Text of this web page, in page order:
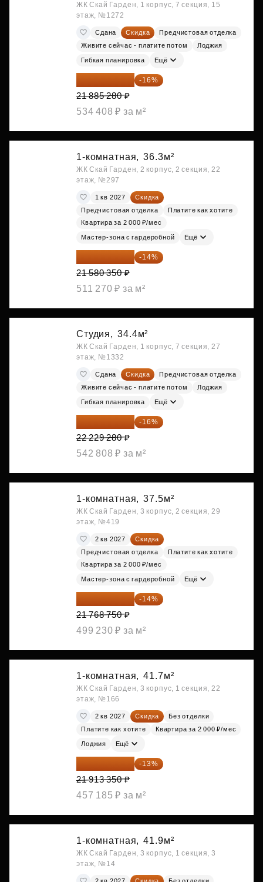
ЖК Скай Гарден, 1 корпус, 7 секция, 15
этаж, №1272
Сдана Скидка
Предчистовая отделка
Живите сейчас - платите потом
Лоджия
Гибкая планировка Ещё
18 383 635 ₽ -16%
21 885 280 ₽
534 408 ₽ за м²
1-комнатная, 36.3м²
ЖК Скай Гарден, 2 корпус, 2 секция, 22
этаж, №297
1 кв 2027
Скидка
Предчистовая отделка
Платите как хотите
Квартира за 2 000 ₽/мес
Мастер-зона с гардеробной Ещё
18 559 101 ₽ -14%
21 580 350 ₽
511 270 ₽ за м²
Студия, 34.4м²
ЖК Скай Гарден, 1 корпус, 7 секция, 27
этаж, №1332
Сдана Скидка
Предчистовая отделка
Живите сейчас - платите потом
Лоджия
Гибкая планировка Ещё
18 672 595 ₽ -16%
22 229 280 ₽
542 808 ₽ за м²
1-комнатная, 37.5м²
ЖК Скай Гарден, 3 корпус, 2 секция, 29
этаж, №419
2 кв 2027
Скидка
Предчистовая отделка
Платите как хотите
Квартира за 2 000 ₽/мес
Мастер-зона с гардеробной Ещё
18 721 125 ₽ -14%
21 768 750 ₽
499 230 ₽ за м²
1-комнатная, 41.7м²
ЖК Скай Гарден, 3 корпус, 1 секция, 22
этаж, №166
2 кв 2027 Скидка
Без отделки
Платите как хотите
Квартира за 2 000 ₽/мес
Лоджия Ещё
19 064 615 ₽ -13%
21 913 350 ₽
457 185 ₽ за м²
1-комнатная, 41.9м²
ЖК Скай Гарден, 3 корпус, 1 секция, 3
этаж, №14
2 кв 2027 Скидка Без отделки